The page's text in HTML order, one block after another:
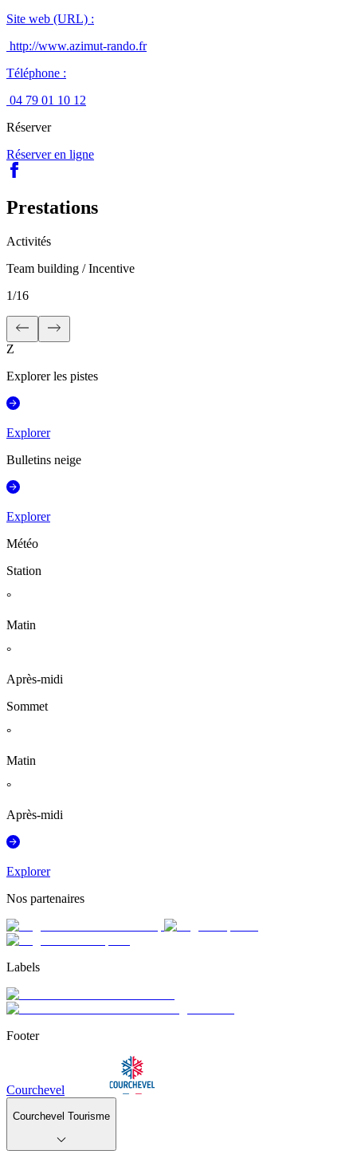
Site web (URL) :
http://www.azimut-rando.fr
Téléphone :
04 79 01 10 12
Réserver
Réserver en ligne
Prestations
Activités
Team building / Incentive
1/16
Z
Explorer les pistes
Explorer
Bulletins neige
Explorer
Météo
Station
°
Matin
°
Après-midi
Sommet
°
Matin
°
Après-midi
Explorer
Nos partenaires
Labels
Footer
Courchevel
Courchevel Tourisme